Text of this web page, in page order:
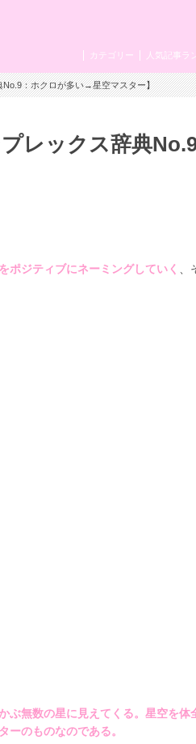
人気記事ラ
カテゴリー
：ホクロが多い→星空マスター】
レックス辞典
ポジティブにネーミングしていく
ぶ無数の星に見えてくる。星空を体
のものなのである。